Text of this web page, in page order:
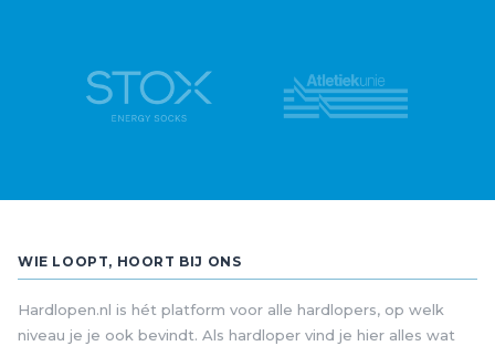
WIE LOOPT, HOORT BIJ ONS
Hardlopen.nl is hét platform voor alle hardlopers, op welk
niveau je je ook bevindt. Als hardloper vind je hier alles wat